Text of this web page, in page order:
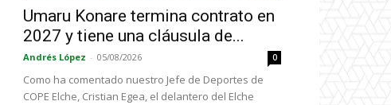
Umaru Konare termina contrato en
2027 y tiene una cláusula de...
Andrés López - 05/08/2026 0
Como ha comentado nuestro Jefe de Deportes de
COPE Elche, Cristian Egea, el delantero del Elche